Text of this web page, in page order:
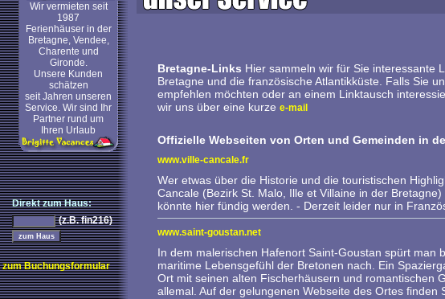
Wir vermieten seit
1987
Ferienhäuser in der
Bretagne, Vendee,
Charente und
Gironde.
Unsere Kunden
schätzen
seit Jahren unseren
Service. Wir sind Ihr
Partner rund um
Ihren Urlaub
Direkt zum Haus:
(z.B. fin216)
zum Buchungsformular
Bretagne-Links Hier sammeln wir für Sie interessante
Bretagne und die französische Atlantikküste. Falls Sie
empfehlen möchten oder an einem Linktausch
wir uns über eine kurze e-mail
Offizielle Webseiten von Orten und Gemeinden in
www.ville-cancale.fr
Wer etwas über die Historie und die touristischen
Cancale (Bezirk St. Malo, Ille et Villaine in der
könnte hier fündig werden. - Derzeit leider nur in
www.saint-goustan.net
In dem malerischen Hafenort Saint-Goustan spürt man
maritime Lebensgefühl der Bretonen nach. Ein
Ort mit seinen alten Fischerhäusern und romantischen
allemal. Auf der gelungenen Webseite des Ortes finden